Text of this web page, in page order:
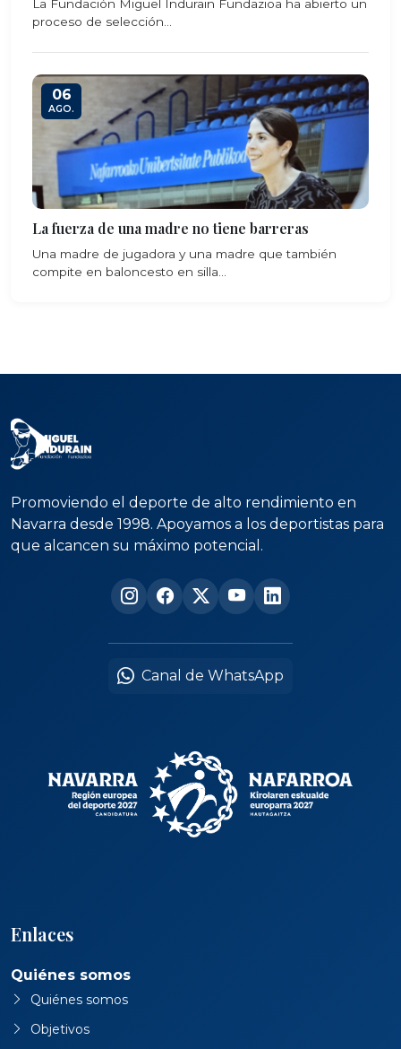
La Fundación Miguel Indurain Fundazioa ha abierto un
proceso de selección...
06
AGO.
La fuerza de una madre no tiene barreras
Una madre de jugadora y una madre que también
compite en baloncesto en silla...
Promoviendo el deporte de alto rendimiento en
Navarra desde 1998. Apoyamos a los deportistas para
que alcancen su máximo potencial.
Canal de WhatsApp
Enlaces
Quiénes somos
Quiénes somos
Objetivos